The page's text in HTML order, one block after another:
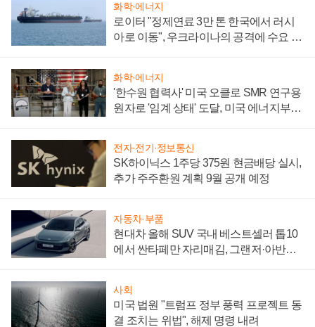
화학·에너지
로이터 "정제연료 3만 톤 한국에서 러시
아로 이동", 우크라이나의 공격에 수요 늘
화학·에너지
'한수원 협력사' 미국 오클로 SMR 연구용
원자로 '임계 상태' 도달, 미국 에너지부
전자·전기·정보통신
SK하이닉스 1주당 375원 현금배당 실시,
추가 주주환원 계획 9월 공개 예정
자동차·부품
현대차 올해 SUV 국내 베스트셀러 톱10
에서 싼타페만 자리매김, 그랜저·아반떼
사회
미국 법원 "트럼프 정부 풍력 프로젝트 동
결 조치는 위법", 해제 명령 내려